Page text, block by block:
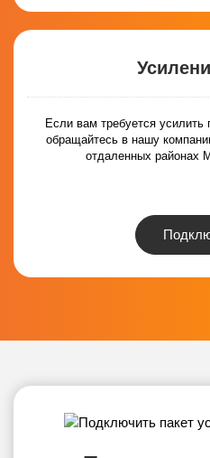
Если вам требуется усилить
обращайтесь в нашу
отдаленных районах